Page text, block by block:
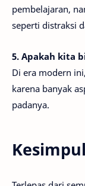
pembelajaran,
seperti distraksi
5. Apakah kita
Di era modern
karena banyak
padanya.